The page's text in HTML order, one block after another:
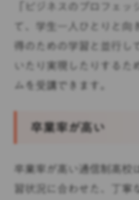
「ビジネスのプロフェッ
て、学生一人ひとりと向
得のための学習と並行し
いたり実現したりするた
ムを受講できます。
卒業率が高い
卒業率が高い通信制高校
習状況に合わせた、丁寧